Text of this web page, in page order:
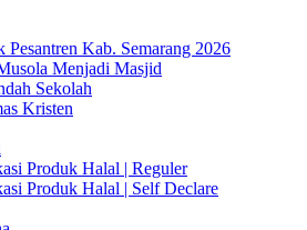
Pesantren Kab. Semarang 2026
Menjadi Masjid
Sekolah
Kristen
Produk Halal | Reguler
Produk Halal | Self Declare